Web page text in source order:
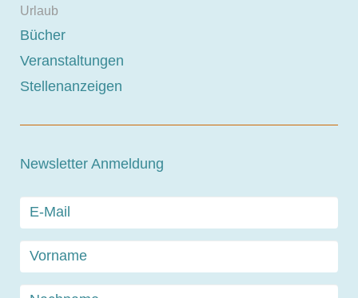
Urlaub
Bücher
Veranstaltungen
Stellenanzeigen
Newsletter Anmeldung